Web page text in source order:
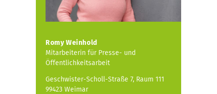
Romy Weinhold
Mitarbeiterin für Presse- und
Öffentlichkeitsarbeit
Geschwister-Scholl-Straße 7, Raum 111
99423 Weimar